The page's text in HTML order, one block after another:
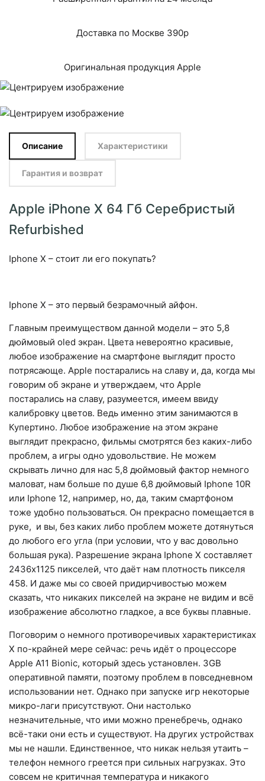
Доставка по Москве 390р
Оригинальная продукция Apple
Описание Характеристики
Гарантия и возврат
Apple iPhone X 64 Гб Серебристый
Refurbished
Iphone X – стоит ли его покупать?
Iphone X – это первый безрамочный айфон.
Главным преимуществом данной модели – это 5,8
дюймовый oled экран. Цвета невероятно красивые,
любое изображение на смартфоне выглядит просто
потрясающе. Apple постарались на славу и, да, когда мы
говорим об экране и утверждаем, что Apple
постарались на славу, разумеется, имеем ввиду
калибровку цветов. Ведь именно этим занимаются в
Купертино. Любое изображение на этом экране
выглядит прекрасно, фильмы смотрятся без каких-либо
проблем, а игры одно удовольствие. Не можем
скрывать лично для нас 5,8 дюймовый фактор немного
маловат, нам больше по душе 6,8 дюймовый Iphone 10R
или Iphone 12, например, но, да, таким смартфоном
тоже удобно пользоваться. Он прекрасно помещается в
руке, и вы, без каких либо проблем можете дотянуться
до любого его угла (при условии, что у вас довольно
большая рука). Разрешение экрана Iphone X составляет
2436х1125 пикселей, что даёт нам плотность пикселя
458. И даже мы со своей придирчивостью можем
сказать, что никаких пикселей на экране не видим и всё
изображение абсолютно гладкое, а все буквы плавные.
Поговорим о немного противоречивых характеристиках
X по-крайней мере сейчас: речь идёт о процессоре
Apple A11 Bionic, который здесь установлен. 3GB
оперативной памяти, поэтому проблем в повседневном
использовании нет. Однако при запуске игр некоторые
микро-лаги присутствуют. Они настолько
незначительные, что ими можно пренебречь, однако
всё-таки они есть и существуют. На других устройствах
мы не нашли. Единственное, что никак нельзя утаить –
телефон немного греется при сильных нагрузках. Это
совсем не критичная температура и никакого